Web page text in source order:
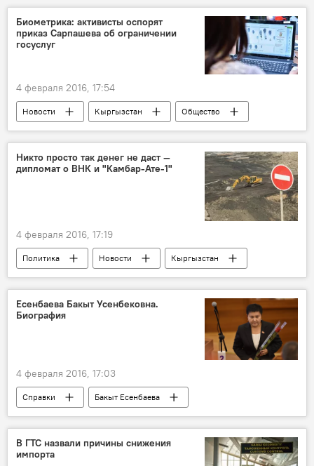
Биометрика: активисты оспорят
приказ Сарпашева об ограничении
госуслуг
4 февраля 2016, 17:54
Новости Кыргызстан
Общество
Работа по сбору биометрических данных населения
Тайырбек Сарпашев
Нурбек Токтакунов
ГРС
биометрика
Никто просто так денег не даст —
дипломат о ВНК и "Камбар-Ате-1"
4 февраля 2016, 17:19
Политика Новости
Кыргызстан
экономика
Общество
Мнение
Аликбек Джекшенкулов
Камбаратинская ГЭС-1
соглашение
Есенбаева Бакыт Усенбековна.
Биография
4 февраля 2016, 17:03
Справки Бакыт Есенбаева
В ГТС назвали причины снижения
импорта